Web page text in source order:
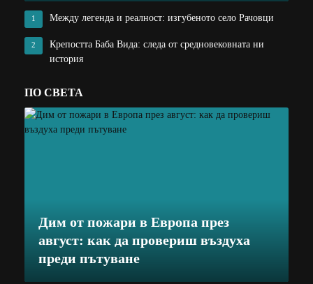
1 Между легенда и реалност: изгубеното село Рачовци
2
Крепостта Баба Вида: следа от средновековната ни
история
ПО СВЕТА
Дим от пожари в Европа през
август: как да провериш въздуха
преди пътуване